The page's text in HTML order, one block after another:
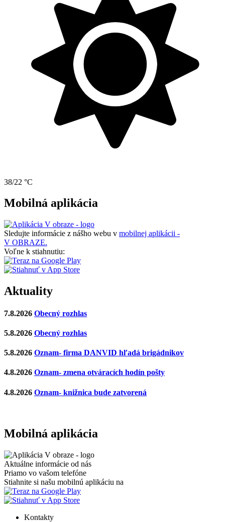
38/22 °C
Mobilná aplikácia
Sledujte informácie z nášho webu v mobilnej aplikácii -
V OBRAZE.
Voľne k stiahnutiu:
Aktuality
7.8.2026 Obecný rozhlas
5.8.2026 Obecný rozhlas
5.8.2026 Oznam- firma DANVID hľadá brigádnikov
4.8.2026 Oznam- zmena otváracích hodín pošty
4.8.2026 Oznam- knižnica bude zatvorená
Mobilná aplikácia
Aktuálne informácie od nás
Priamo vo vašom telefóne
Stiahnite si našu mobilnú aplikáciu na
Kontakty